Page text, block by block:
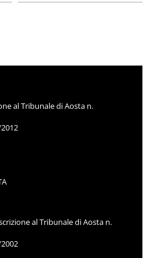
al Tribunale di Aosta n.
al Tribunale di Aosta n.